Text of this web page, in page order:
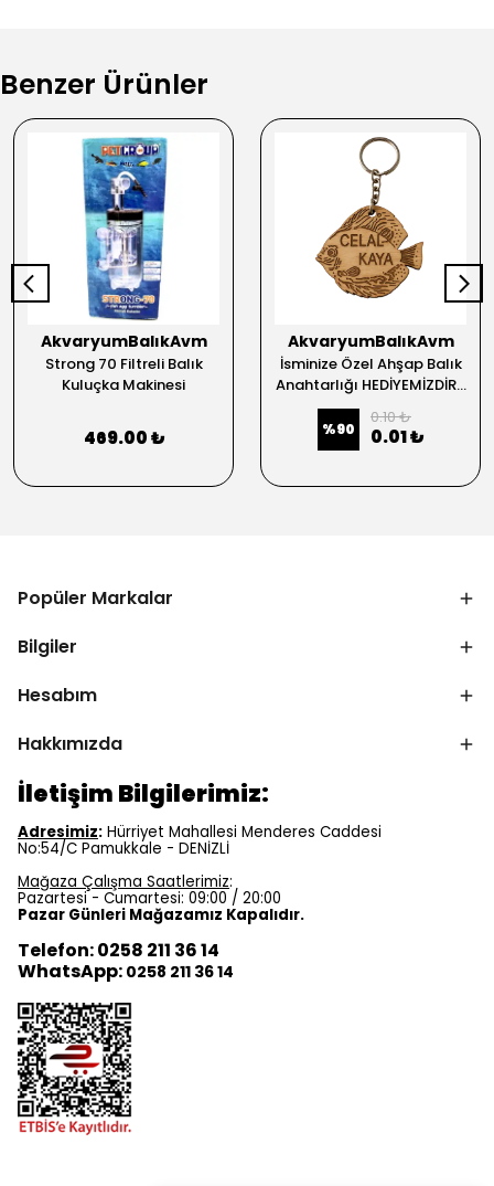
Benzer Ürünler
AkvaryumBalıkAvm
Strong 70 Filtreli Balık
Kuluçka Makinesi
469.00 ₺
AkvaryumBalıkAvm
İsminize Özel Ahşap Balık
Anahtarlığı HEDİYEMİZDİR...
%90
0.10 ₺
0.01 ₺
Popüler Markalar
Bilgiler
Hesabım
Hakkımızda
İletişim Bilgilerimiz:
Adresimiz: Hürriyet Mahallesi Menderes Caddesi
No:54/C Pamukkale - DENİZLİ
Mağaza Çalışma Saatlerimiz:
Pazartesi - Cumartesi: 09:00 / 20:00
Pazar Günleri Mağazamız Kapalıdır.
Telefon: 0258 211 36 14
WhatsApp: 0258 211 36 14